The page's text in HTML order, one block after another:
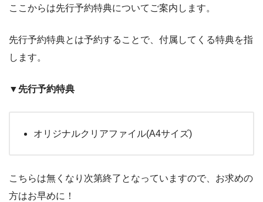
ここからは先行予約特典についてご案内します。
先行予約特典とは予約することで、付属してくる特典を指
します。
▼先行予約特典
オリジナルクリアファイル(A4サイズ)
こちらは無くなり次第終了となっていますので、お求めの
方はお早めに！